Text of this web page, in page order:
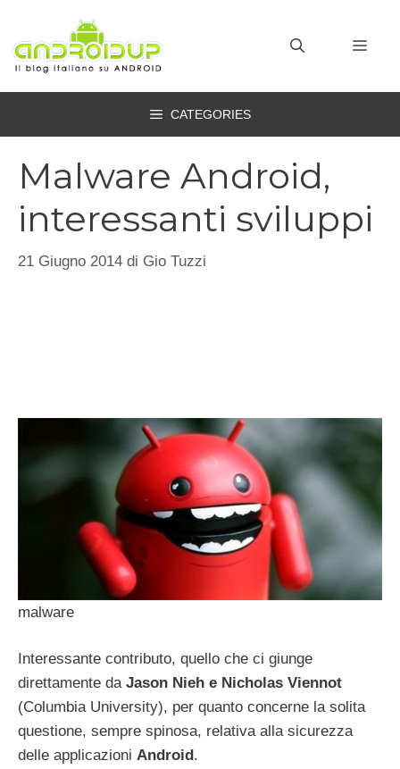
contenuto
CATEGORIES
Malware Android,
interessanti sviluppi
21 Giugno 2014 di Gio Tuzzi
malware
Interessante contributo, quello che ci giunge
direttamente da Jason Nieh e Nicholas Viennot
(Columbia University), per quanto concerne la solita
questione, sempre spinosa, relativa alla sicurezza
delle applicazioni Android.